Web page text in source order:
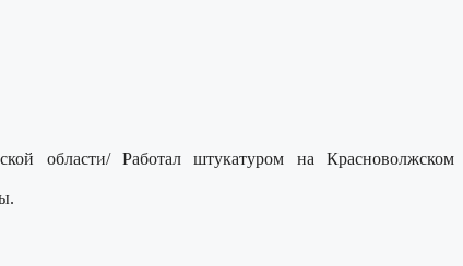
области/ Работал штукатуром на Красноволжском